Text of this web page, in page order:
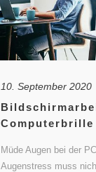
10. September 2020
Computerbrille
Müde Augen bei der
Augenstress muss